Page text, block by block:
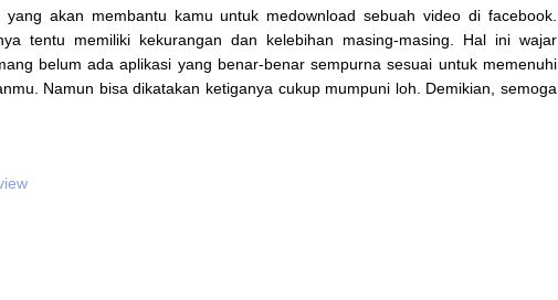
yang akan membantu kamu untuk medownload sebuah video di facebook.
tentu memiliki kekurangan dan kelebihan masing-masing. Hal ini wajar
belum ada aplikasi yang benar-benar sempurna sesuai untuk memenuhi
Namun bisa dikatakan ketiganya cukup mumpuni loh. Demikian, semoga